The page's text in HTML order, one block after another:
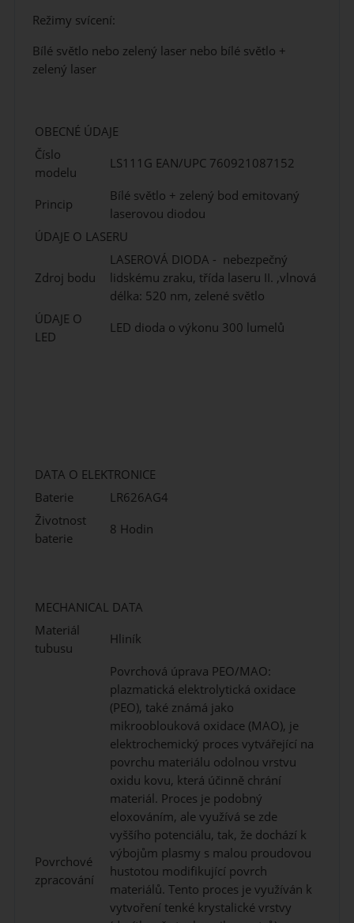
Režimy svícení:
Bílé světlo nebo zelený laser nebo bílé světlo +
zelený laser
OBECNÉ ÚDAJE
Číslo
modelu
LS111G EAN/UPC 760921087152
Princip
Bílé světlo + zelený bod emitovaný
laserovou diodou
ÚDAJE O LASERU
Zdroj bodu
LASEROVÁ DIODA - nebezpečný
lidskému zraku, třída laseru II. ,vlnová
délka: 520 nm, zelené světlo
ÚDAJE O
LED
LED dioda o výkonu 300 lumelů
DATA O ELEKTRONICE
Baterie
LR626AG4
Životnost
baterie
8 Hodin
MECHANICAL DATA
Materiál
tubusu
Hliník
Povrchové
zpracování
Povrchová úprava PEO/MAO:
plazmatická elektrolytická oxidace
(PEO), také známá jako
mikrooblouková oxidace (MAO), je
elektrochemický proces vytvářející na
povrchu materiálu odolnou vrstvu
oxidu kovu, která účinně chrání
materiál. Proces je podobný
eloxováním, ale využívá se zde
vyššího potenciálu, tak, že dochází k
výbojům plasmy s malou proudovou
hustotou modifikující povrch
materiálů. Tento proces je využíván k
vytvoření tenké krystalické vrstvy